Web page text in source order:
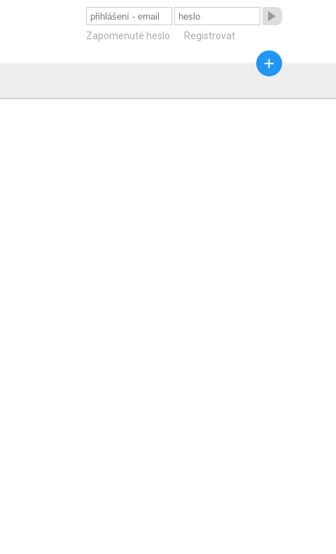

Zapomenuté heslo Registrovat
